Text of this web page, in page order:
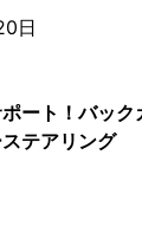
日
ポート！バッ
テアリング